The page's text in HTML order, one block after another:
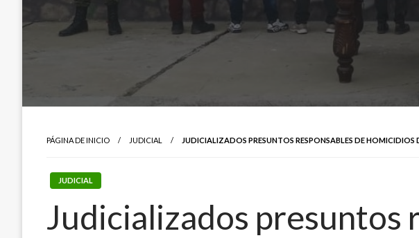
PÁGINA DE INICIO JUDICIAL JUDICIALIZADOS PRESUNTOS RESPONSABLES DE
JUDICIAL
Judicializados presuntos